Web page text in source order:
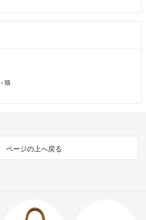
› 猫
ページの上へ戻る